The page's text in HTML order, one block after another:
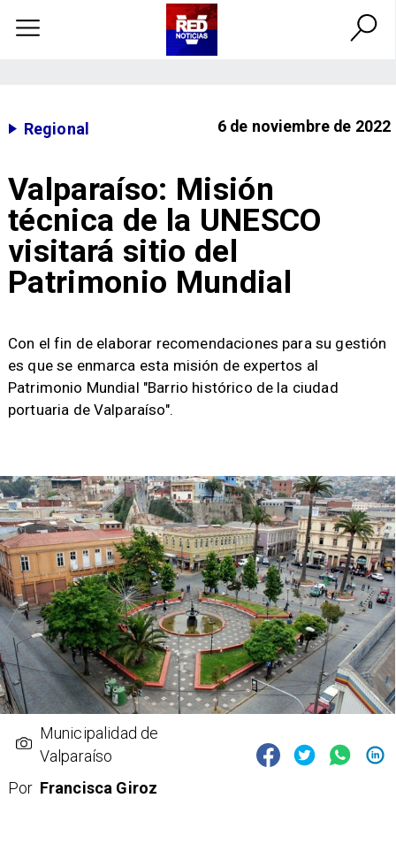
Regional 6 de noviembre de 2022
Valparaíso: Misión
técnica de la UNESCO
visitará sitio del
Patrimonio Mundial
Con el fin de elaborar recomendaciones para su gestión
es que se enmarca esta misión de expertos al
Patrimonio Mundial "Barrio histórico de la ciudad
portuaria de Valparaíso".
Municipalidad de
Valparaíso
Por Francisca Giroz